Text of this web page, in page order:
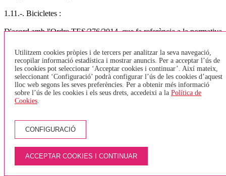
1.11.-. Bicicletes :
D'acord amb l'Ordre TES/376/2014, que fa referència a la normativa
normativa a seguir per l'empresa TEISA serà: TRANSPORT
URBÀ GIRONA, BANYOLES, LÍNIA DEL TAV o VEHICLES
SENSE BODEGA - Només s'acceptaran bicicletes plegables i que
estiguin plegades. No està permès entrar bicicletes tipus Girocleta. -
Es podran transportar un màxim de 2 bicicletes (plegades) a la zona
destinada per PMR (cadires de rodes) - En el cas que una persona
amb cadira de rodes vulgui pujar a l'autobús, i l'espai destinat a
l'autobús i esperar el següent, ja que tenen prioritat les cadires de
rodes. - Només s'acceptarà una bicicleta per persona. - Els viatgers
no hauran de pagar per pujar la bicicleta. TRANSPORT
INTERURBÀ - Les bicicletes aniran sempre a la bodega, aquestes
hauran de tenir un estat de neteja correcte i en cap cas s'acceptaran
quan estiguin brutes (fang, greix,..). - El nombre de bicicletes que es
Utilitzem cookies pròpies i de tercers per analitzar la seva navegació,
recopilar informació estadística i mostrar anuncis. Per a acceptar l’ús de
les cookies pot seleccionar ‘Acceptar cookies i continuar’. Així mateix,
seleccionant ‘Configuració’ podrà configurar l’ús de les cookies d’aquest
lloc web segons les seves preferències. Per a obtenir més informació
sobre l’ús de les cookies i els seus drets, accedeixi a la Política de
Cookies.
CONFIGURACIÓ
ACCEPTAR COOKIES I CONTINUAR